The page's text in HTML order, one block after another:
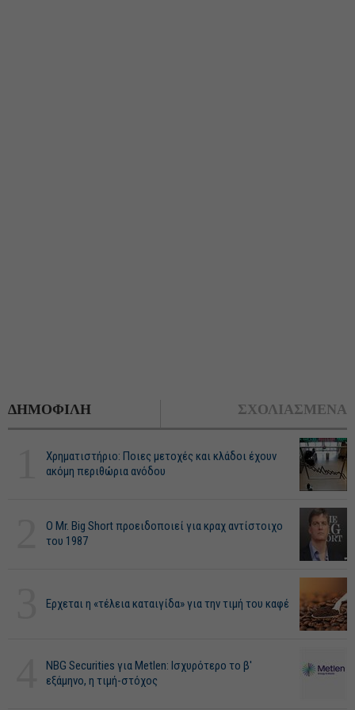
ΔΗΜΟΦΙΛΗ ΣΧΟΛΙΑΣΜΕΝΑ
Χρηματιστήριο: Ποιες μετοχές και κλάδοι έχουν
ακόμη περιθώρια ανόδου
O Mr. Big Short προειδοποιεί για κραχ αντίστοιχο
του 1987
Ερχεται η «τέλεια καταιγίδα» για την τιμή του καφέ
NBG Securities για Metlen: Ισχυρότερο το β'
εξάμηνο, η τιμή-στόχος